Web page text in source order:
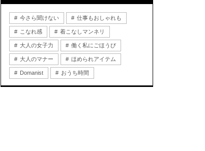
今さら聞けない 仕事もおしゃれも
こなれ感 着こなしマンネリ
大人の女子力 働く私にごほうび
大人のマナー ほめられアイテム
Domanist おうち時間